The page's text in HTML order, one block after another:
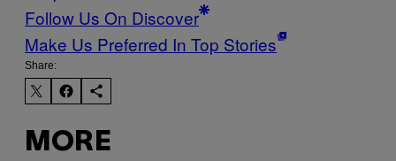
Follow Us On Discover
Make Us Preferred In Top Stories
Share:
MORE